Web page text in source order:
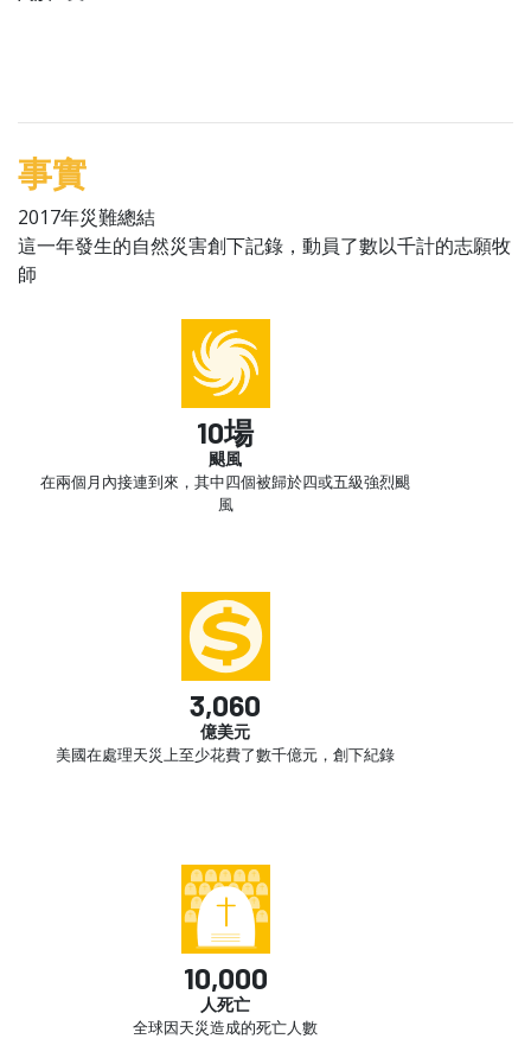
事實
2017年災難總結
這一年發生的自然災害創下記錄，動員了數以千計的志願牧
師
10場
颶風
在兩個月內接連到來，其中四個被歸於四或五級強烈颶
風
3,060
億美元
美國在處理天災上至少花費了數千億元，創下紀錄
10,000
人死亡
全球因天災造成的死亡人數